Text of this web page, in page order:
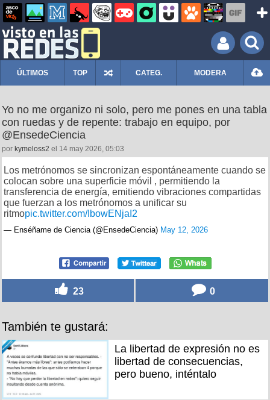
ÚLTIMOS TOP CATEG. MODERA
Yo no me organizo ni solo, pero me pones en una tabla
con ruedas y de repente: trabajo en equipo, por
@EnsedeCiencia
por kymeloss2 el 14 may 2026, 05:03
Los metrónomos se sincronizan espontáneamente cuando se
colocan sobre una superficie móvil , permitiendo la
transferencia de energía, emitiendo vibraciones compartidas
que fuerzan a los metrónomos a unificar su
ritmopic.twitter.com/IbowENjaI2
— Enséñame de Ciencia (@EnsedeCiencia) May 12, 2026
23 0
También te gustará:
La libertad de expresión no es
libertad de consecuencias,
pero bueno, inténtalo